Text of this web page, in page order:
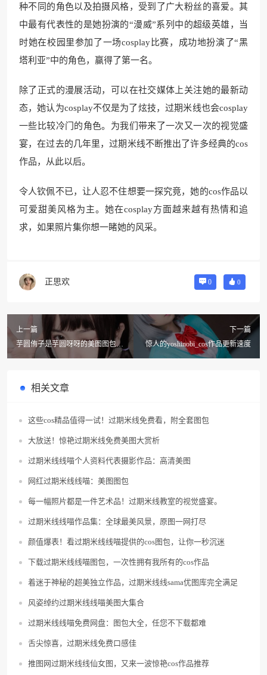
种不同的角色以及拍摄风格，受到了广大粉丝的喜爱。其
中最有代表性的是她扮演的“漫威”系列中的超级英雄，当
时她在校园里参加了一场cosplay比赛，成功地扮演了“黑
塔利亚”中的角色，赢得了第一名。
除了正式的漫展活动，可以在社交媒体上关注她的最新动
态，她认为cosplay不仅是为了炫技，过期米线也会cosplay
一些比较冷门的角色。为我们带来了一次又一次的视觉盛
宴，在过去的几年里，过期米线不断推出了许多经典的cos
作品，从此以后。
令人钦佩不已，让人忍不住想要一探究竟，她的cos作品以
可爱甜美风格为主。她在cosplay方面越来越有热情和追
求，如果照片集你想一睹她的风采。
正思欢 0 0
上一篇
芋圆侑子是芋圆呀呀的美图图包欣
下一篇
惊人的yoshinobi_cos作品更新速度
相关文章
这些cos精品值得一试！过期米线免费看，附全套图包
大放送！惊艳过期米线免费美图大赏析
过期米线线喵个人资料代表摄影作品：高清美图
网红过期米线线喵：美图图包
每一幅照片都是一件艺术品！过期米线教室的视觉盛宴。
过期米线线喵作品集：全球最美风景，原图一网打尽
颜值爆表！看过期米线线喵提供的cos图包，让你一秒沉迷
下载过期米线线喵图包，一次性拥有我所有的cos作品
着迷于神秘的超美独立作品，过期米线线sama优图库完全满足
风姿绰约过期米线线喵美图大集合
过期米线线喵免费网盘：图包大全，任您不下载都难
舌尖惊喜，过期米线免费口感佳
推图网过期米线线仙女图，又来一波惊艳cos作品推荐